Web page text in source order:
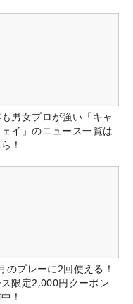
男女プロが強い「キャ
イ」のニュース一覧は
！
のプレーに2回使える！
ス限定2,000円クーポン
！